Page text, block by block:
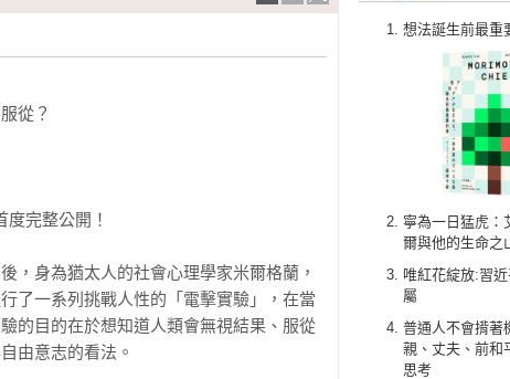
想法誕生前最重
寧為一日猛虎：
爾與他的生命之
唯紅花綻放:習
屬
普通人不會揹著
親、丈夫、前和
思考
從？
完整公開！
，身為猶太人的社會心理學家米爾格蘭，
了一系列挑戰人性的「電擊實驗」，在當
的目的在於想知道人類會無視結果、服從
由意志的看法。